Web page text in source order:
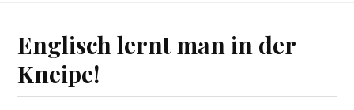
Englisch lernt man in der
Kneipe!